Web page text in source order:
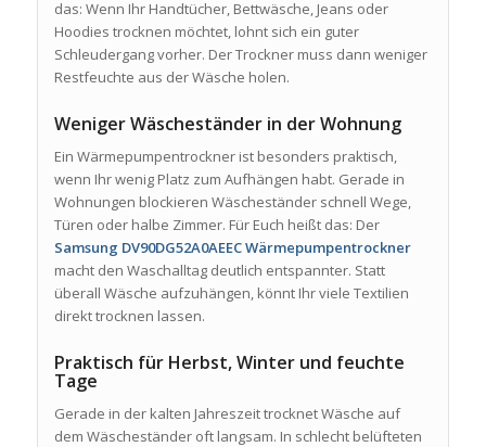
das: Wenn Ihr Handtücher, Bettwäsche, Jeans oder
Hoodies trocknen möchtet, lohnt sich ein guter
Schleudergang vorher. Der Trockner muss dann weniger
Restfeuchte aus der Wäsche holen.
Weniger Wäscheständer in der Wohnung
Ein Wärmepumpentrockner ist besonders praktisch,
wenn Ihr wenig Platz zum Aufhängen habt. Gerade in
Wohnungen blockieren Wäscheständer schnell Wege,
Türen oder halbe Zimmer. Für Euch heißt das: Der
Samsung DV90DG52A0AEEC Wärmepumpentrockner
macht den Waschalltag deutlich entspannter. Statt
überall Wäsche aufzuhängen, könnt Ihr viele Textilien
direkt trocknen lassen.
Praktisch für Herbst, Winter und feuchte
Tage
Gerade in der kalten Jahreszeit trocknet Wäsche auf
dem Wäscheständer oft langsam. In schlecht belüfteten